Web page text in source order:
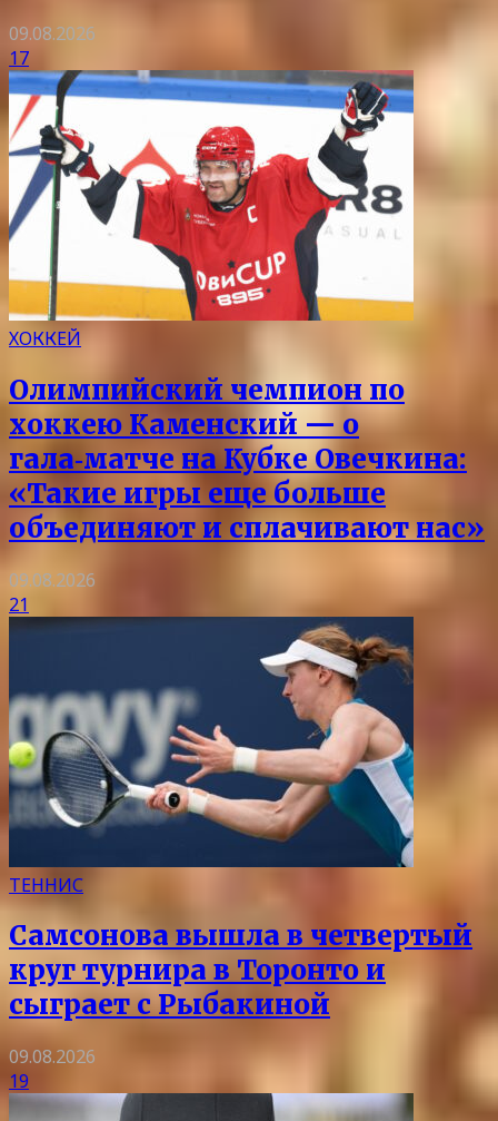
09.08.2026
17
ХОККЕЙ
Олимпийский чемпион по
хоккею Каменский — о
гала‑матче на Кубке Овечкина:
«Такие игры еще больше
объединяют и сплачивают нас»
09.08.2026
21
ТЕННИС
Самсонова вышла в четвертый
круг турнира в Торонто и
сыграет с Рыбакиной
09.08.2026
19